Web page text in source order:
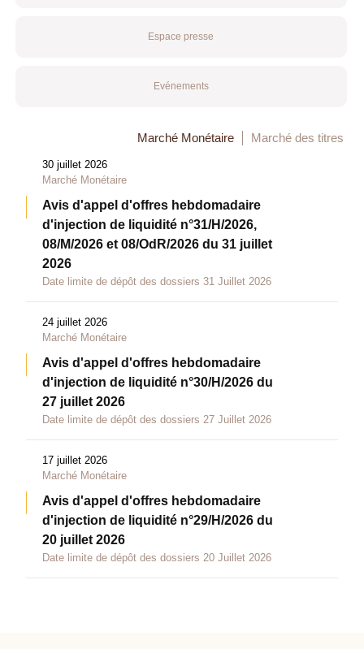
Espace presse
Evénements
Marché Monétaire Marché des titres
30 juillet 2026
Marché Monétaire
Avis d'appel d'offres hebdomadaire
d'injection de liquidité n°31/H/2026,
08/M/2026 et 08/OdR/2026 du 31 juillet
2026
Date limite de dépôt des dossiers 31 Juillet 2026
24 juillet 2026
Marché Monétaire
Avis d'appel d'offres hebdomadaire
d'injection de liquidité n°30/H/2026 du
27 juillet 2026
Date limite de dépôt des dossiers 27 Juillet 2026
17 juillet 2026
Marché Monétaire
Avis d'appel d'offres hebdomadaire
d'injection de liquidité n°29/H/2026 du
20 juillet 2026
Date limite de dépôt des dossiers 20 Juillet 2026